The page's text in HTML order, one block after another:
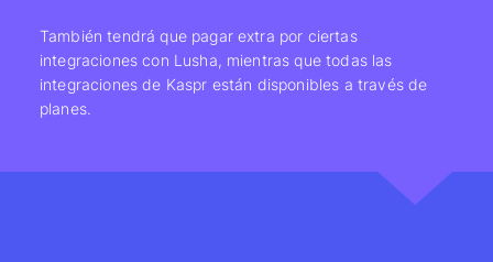
También tendrá que pagar extra por ciertas
integraciones con Lusha, mientras que todas las
integraciones de Kaspr están disponibles a través de
planes.